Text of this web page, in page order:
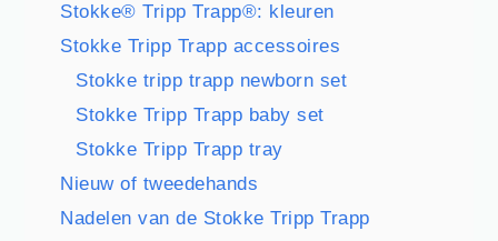
Stokke® Tripp Trapp®: kleuren
Stokke Tripp Trapp accessoires
Stokke tripp trapp newborn set
Stokke Tripp Trapp baby set
Stokke Tripp Trapp tray
Nieuw of tweedehands
Nadelen van de Stokke Tripp Trapp